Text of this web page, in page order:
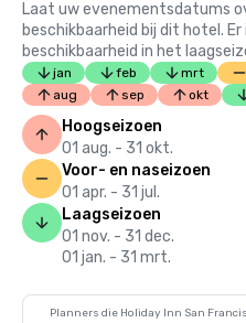
Laat uw evenementsdatums
beschikbaarheid bij dit hotel.
beschikbaarheid in het
jan feb mrt
aug
sep okt
Hoogseizoen
01 aug. - 31 okt.
Voor- en naseizoen
01 apr. - 31 jul.
Laagseizoen
01 nov. - 31 dec.
01 jan. - 31 mrt.
Planners die Holiday Inn San